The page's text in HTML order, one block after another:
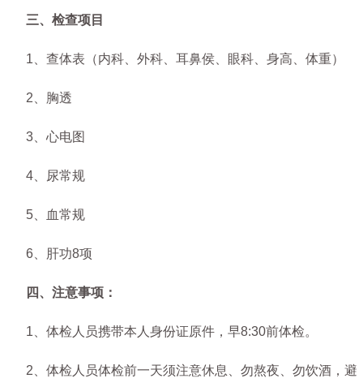
三、检查项目
1、查体表（内科、外科、耳鼻侯、眼科、身高、体重）
2、胸透
3、心电图
4、尿常规
5、血常规
6、肝功8项
四、注意事项：
1、体检人员携带本人身份证原件，早8:30前体检。
2、体检人员体检前一天须注意休息、勿熬夜、勿饮酒，避